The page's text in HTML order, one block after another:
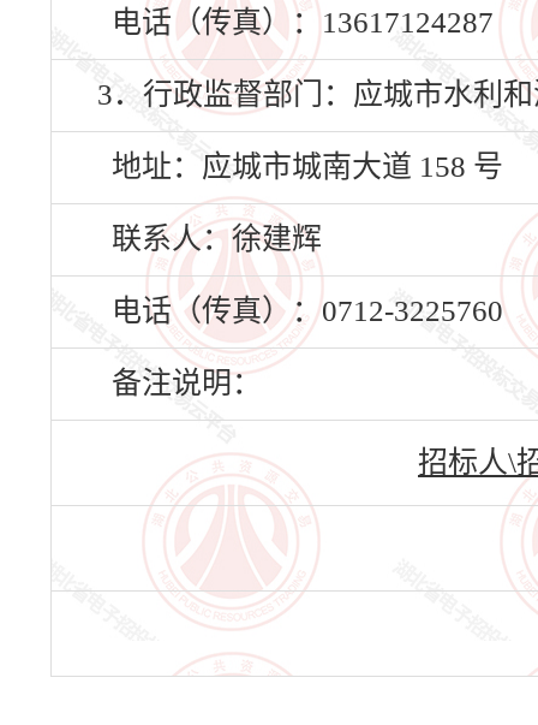
电话（传真）：13617124287
3．行政监督部门：应城市水利
地址：应城市城南大道 158 号
联系人：徐建辉
电话（传真）：0712-3225760
备注说明：
招标人\